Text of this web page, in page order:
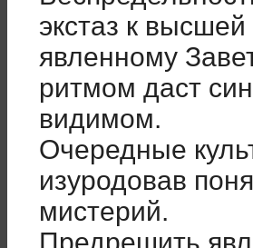
экстаз к
явленному
ритмом даст
видимом.
Очередные
изуродовав
мистерий.